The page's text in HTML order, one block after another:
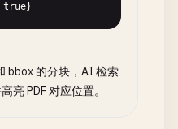
true}
bbox 的分块，AI 检索
亮 PDF 对应位置。